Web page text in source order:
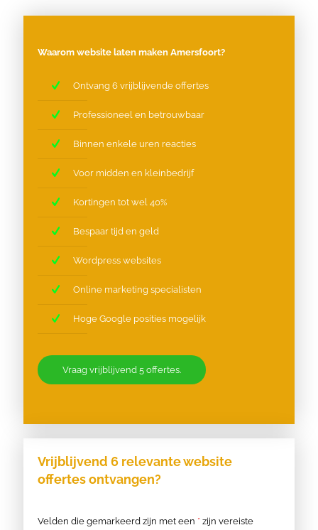
Waarom website laten maken Amersfoort?
Ontvang 6 vrijblijvende offertes
Professioneel en betrouwbaar
Binnen enkele uren reacties
Voor midden en kleinbedrijf
Kortingen tot wel 40%
Bespaar tijd en geld
Wordpress websites
Online marketing specialisten
Hoge Google posities mogelijk
Vraag vrijblijvend 5 offertes.
Vrijblijvend 6 relevante website
offertes ontvangen?
Velden die gemarkeerd zijn met een * zijn vereiste